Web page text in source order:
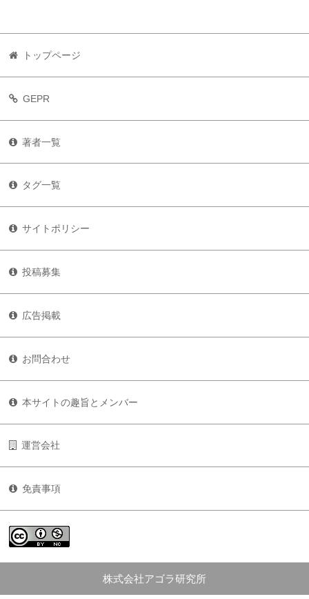
トップページ
GEPR
著者一覧
タグ一覧
サイトポリシー
投稿募集
広告掲載
お問合わせ
本サイトの趣旨とメンバー
運営会社
免責事項
株式会社アゴラ研究所